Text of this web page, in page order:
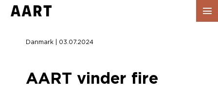
Danmark | 03.07.2024
AART vinder fire